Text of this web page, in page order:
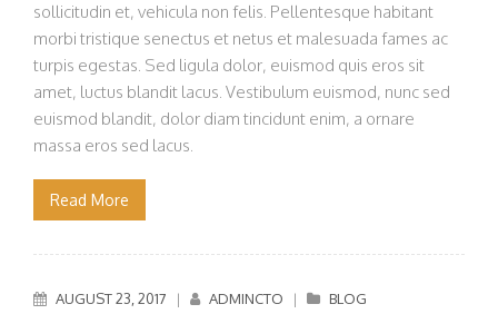
sollicitudin et, vehicula non felis. Pellentesque habitant
morbi tristique senectus et netus et malesuada fames ac
turpis egestas. Sed ligula dolor, euismod quis eros sit
amet, luctus blandit lacus. Vestibulum euismod, nunc sed
euismod blandit, dolor diam tincidunt enim, a ornare
massa eros sed lacus.
Read More
AUGUST 23, 2017 | ADMINCTO | BLOG